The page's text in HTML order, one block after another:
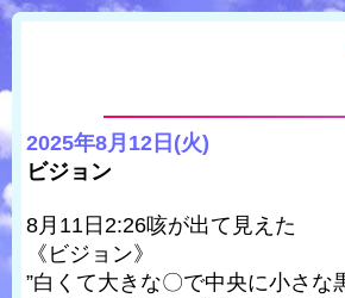
2025年8月12日(火)
ビジョン
8月11日2:26咳が出て見えた
《ビジョン》
”白くて大きな〇で中央に小さな